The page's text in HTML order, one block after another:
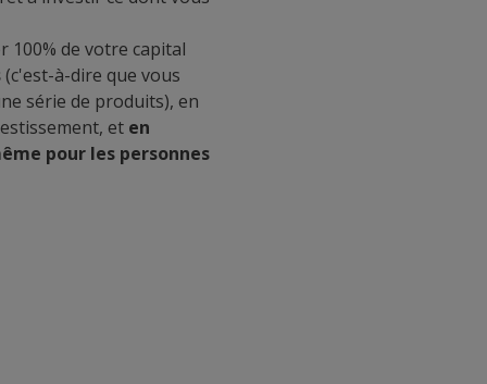
100% de votre capital
(c'est-à-dire que vous
série de produits), en
et en
pour les personnes